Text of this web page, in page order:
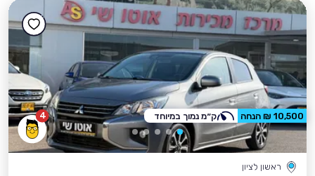
4
ראשון לציון
10,500 ₪ הנחה ק״מ נמוך במיוחד